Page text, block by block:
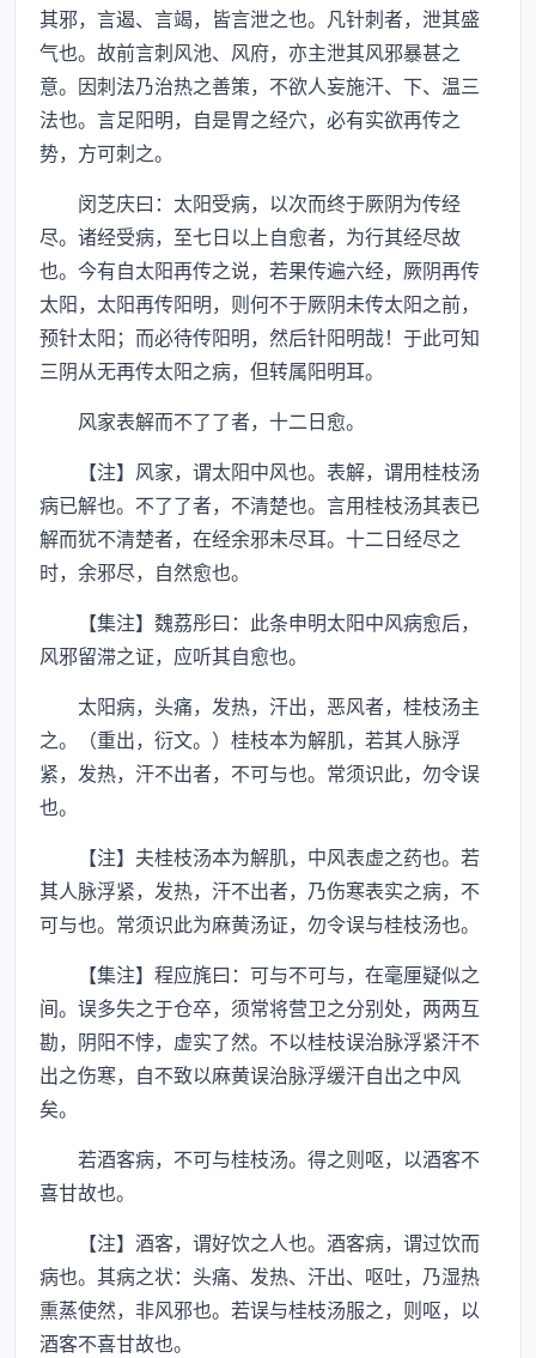
其邪，言遏、言竭，皆言泄之也。凡针刺者，泄其盛
气也。故前言刺风池、风府，亦主泄其风邪暴甚之
意。因刺法乃治热之善策，不欲人妄施汗、下、温三
法也。言足阳明，自是胃之经穴，必有实欲再传之
势，方可刺之。
闵芝庆曰：太阳受病，以次而终于厥阴为传经
尽。诸经受病，至七日以上自愈者，为行其经尽故
也。今有自太阳再传之说，若果传遍六经，厥阴再传
太阳，太阳再传阳明，则何不于厥阴未传太阳之前，
预针太阳；而必待传阳明，然后针阳明哉！于此可知
三阴从无再传太阳之病，但转属阳明耳。
风家表解而不了了者，十二日愈。
【注】风家，谓太阳中风也。表解，谓用桂枝汤
病已解也。不了了者，不清楚也。言用桂枝汤其表已
解而犹不清楚者，在经余邪未尽耳。十二日经尽之
时，余邪尽，自然愈也。
【集注】魏荔彤曰：此条申明太阳中风病愈后，
风邪留滞之证，应听其自愈也。
太阳病，头痛，发热，汗出，恶风者，桂枝汤主
之。（重出，衍文。）桂枝本为解肌，若其人脉浮
紧，发热，汗不出者，不可与也。常须识此，勿令误
也。
【注】夫桂枝汤本为解肌，中风表虚之药也。若
其人脉浮紧，发热，汗不出者，乃伤寒表实之病，不
可与也。常须识此为麻黄汤证，勿令误与桂枝汤也。
【集注】程应旄曰：可与不可与，在毫厘疑似之
间。误多失之于仓卒，须常将营卫之分别处，两两互
勘，阴阳不悖，虚实了然。不以桂枝误治脉浮紧汗不
出之伤寒，自不致以麻黄误治脉浮缓汗自出之中风
矣。
若酒客病，不可与桂枝汤。得之则呕，以酒客不
喜甘故也。
【注】酒客，谓好饮之人也。酒客病，谓过饮而
病也。其病之状：头痛、发热、汗出、呕吐，乃湿热
熏蒸使然，非风邪也。若误与桂枝汤服之，则呕，以
酒客不喜甘故也。